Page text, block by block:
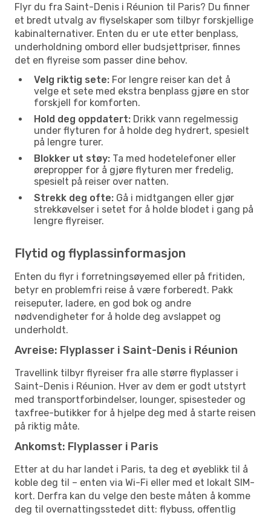
Flyr du fra Saint-Denis i Réunion til Paris? Du finner
et bredt utvalg av flyselskaper som tilbyr forskjellige
kabinalternativer. Enten du er ute etter benplass,
underholdning ombord eller budsjettpriser, finnes
det en flyreise som passer dine behov.
Velg riktig sete: For lengre reiser kan det å
velge et sete med ekstra benplass gjøre en stor
forskjell for komforten.
Hold deg oppdatert: Drikk vann regelmessig
under flyturen for å holde deg hydrert, spesielt
på lengre turer.
Blokker ut støy: Ta med hodetelefoner eller
ørepropper for å gjøre flyturen mer fredelig,
spesielt på reiser over natten.
Strekk deg ofte: Gå i midtgangen eller gjør
strekkøvelser i setet for å holde blodet i gang på
lengre flyreiser.
Flytid og flyplassinformasjon
Enten du flyr i forretningsøyemed eller på fritiden,
betyr en problemfri reise å være forberedt. Pakk
reiseputer, ladere, en god bok og andre
nødvendigheter for å holde deg avslappet og
underholdt.
Avreise: Flyplasser i Saint-Denis i Réunion
Travellink tilbyr flyreiser fra alle større flyplasser i
Saint-Denis i Réunion. Hver av dem er godt utstyrt
med transportforbindelser, lounger, spisesteder og
taxfree-butikker for å hjelpe deg med å starte reisen
på riktig måte.
Ankomst: Flyplasser i Paris
Etter at du har landet i Paris, ta deg et øyeblikk til å
koble deg til – enten via Wi-Fi eller med et lokalt SIM-
kort. Derfra kan du velge den beste måten å komme
deg til overnattingsstedet ditt: flybuss, offentlig